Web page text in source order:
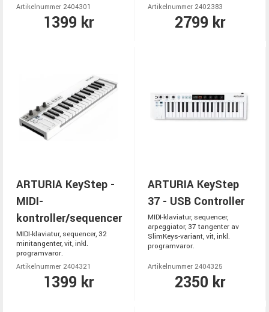
Artikelnummer 2404301
1399 kr
Artikelnummer 2402383
2799 kr
ARTURIA KeyStep -
MIDI-
kontroller/sequencer
MIDI-klaviatur, sequencer, 32
minitangenter, vit, inkl.
programvaror.
Artikelnummer 2404321
1399 kr
ARTURIA KeyStep
37 - USB Controller
MIDI-klaviatur, sequencer,
arpeggiator, 37 tangenter av
SlimKeys-variant, vit, inkl.
programvaror.
Artikelnummer 2404325
2350 kr